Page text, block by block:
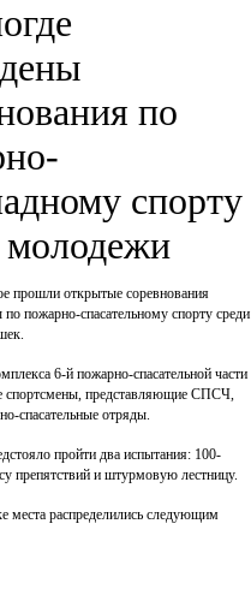
по
спорту
молодежи
прошли открытые соревнования
пожарно-спасательному спорту среди
6-й пожарно-спасательной части
спортсмены, представляющие СПСЧ,
спасательные отряды.
пройти два испытания: 100-
препятствий и штурмовую лестницу.
места распределились следующим